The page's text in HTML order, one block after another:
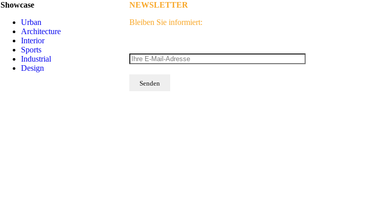
Showcase
Urban
Architecture
Interior
Sports
Industrial
Design
NEWSLETTER
Bleiben Sie informiert: